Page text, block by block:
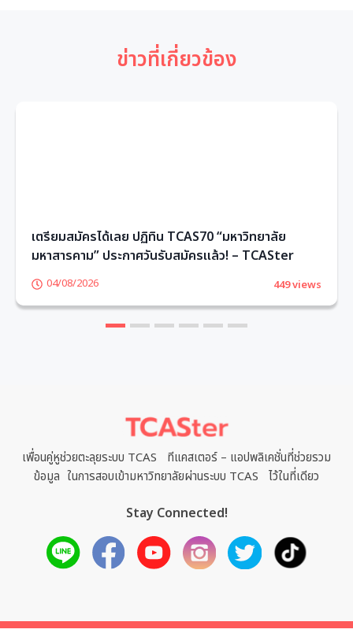
ข่าวที่เกี่ยวข้อง
เตรียมสมัครได้เลย ปฏิทิน TCAS70 “มหาวิทยาลัย
มหาสารคาม” ประกาศวันรับสมัครแล้ว! – TCASter
04/08/2026 449 views
3 4 5 6
เพื่อนคู่หูช่วยตะลุยระบบ TCAS ทีแคสเตอร์ – แอปพลิเคชั่นที่ช่วยรวม
ข้อมูล ในการสอบเข้ามหาวิทยาลัยผ่านระบบ TCAS ไว้ในที่เดียว
Stay Connected!